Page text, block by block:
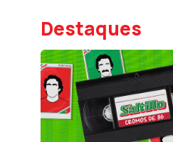
Destaques